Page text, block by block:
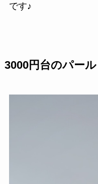
です♪
3000円台のパー